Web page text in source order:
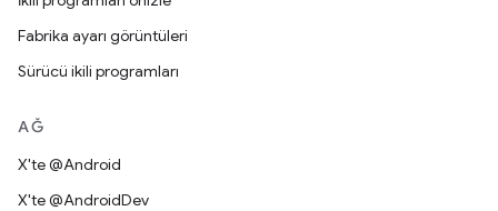
Fabrika ayarı görüntüleri
Sürücü ikili programları
AĞ
X'te @Android
X'te @AndroidDev